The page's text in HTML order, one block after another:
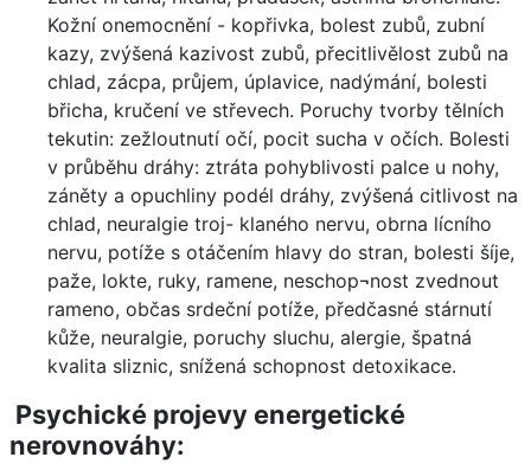
Kožní onemocnění - kopřivka, bolest zubů, zubní
kazy, zvýšená kazivost zubů, přecitlivělost zubů na
chlad, zácpa, průjem, úplavice, nadýmání, bolesti
břicha, kručení ve střevech. Poruchy tvorby tělních
tekutin: zežloutnutí očí, pocit sucha v očích. Bolesti
v průběhu dráhy: ztráta pohyblivosti palce u nohy,
záněty a opuchliny podél dráhy, zvýšená citlivost na
chlad, neuralgie troj- klaného nervu, obrna lícního
nervu, potíže s otáčením hlavy do stran, bolesti šíje,
paže, lokte, ruky, ramene, neschop¬nost zvednout
rameno, občas srdeční potíže, předčasné stárnutí
kůže, neuralgie, poruchy sluchu, alergie, špatná
kvalita sliznic, snížená schopnost detoxikace.
Psychické projevy energetické
nerovnováhy: